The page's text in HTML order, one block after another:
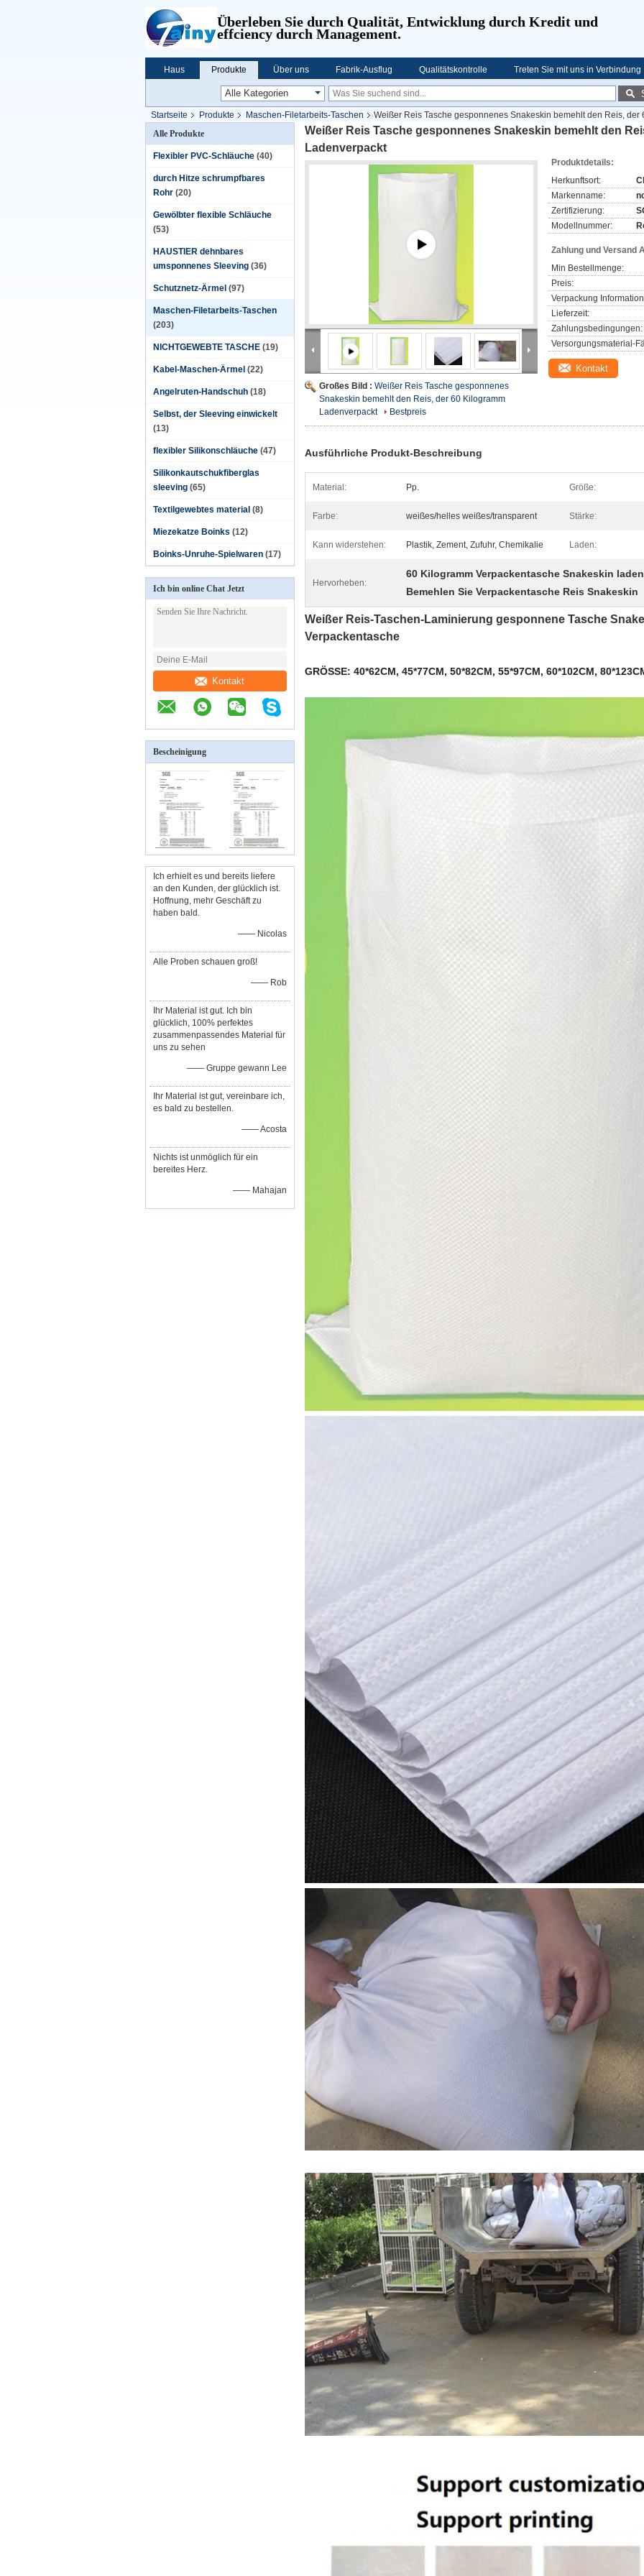
Überleben Sie durch Qualität, Entwicklung durch Kredit und
effciency durch Management.
Haus Produkte Über uns Fabrik-Ausflug Qualitätskontrolle Treten Sie mit uns in Verbindung
Startseite Produkte Maschen-Filetarbeits-Taschen
Weißer Reis Tasche gesponnenes Snakeskin bemehlt den Reis,
Alle Produkte
Flexibler PVC-Schläuche (40)
durch Hitze schrumpfbares
Rohr (20)
Gewölbter flexible Schläuche
(53)
HAUSTIER dehnbares
umsponnenes Sleeving (36)
Schutznetz-Ärmel (97)
Maschen-Filetarbeits-Taschen
(203)
NICHTGEWEBTE TASCHE (19)
Kabel-Maschen-Ärmel (22)
Angelruten-Handschuh (18)
Selbst, der Sleeving einwickelt
(13)
flexibler Silikonschläuche (47)
Silikonkautschukfiberglas
sleeving (65)
Textilgewebtes material (8)
Miezekatze Boinks (12)
Boinks-Unruhe-Spielwaren (17)
Ich bin online Chat Jetzt
Kontakt
Bescheinigung
Ich erhielt es und bereits liefere
an den Kunden, der glücklich ist.
Hoffnung, mehr Geschäft zu
haben bald.
—— Nicolas
Alle Proben schauen groß!
—— Rob
Ihr Material ist gut. Ich bin
glücklich, 100% perfektes
zusammenpassendes Material für
uns zu sehen
—— Gruppe gewann Lee
Ihr Material ist gut, vereinbare ich,
es bald zu bestellen.
—— Acosta
Nichts ist unmöglich für ein
bereites Herz.
—— Mahajan
Weißer Reis Tasche gesponnenes Snakeskin bemehlt den
Ladenverpackt
Großes Bild : Weißer Reis Tasche gesponnenes
Snakeskin bemehlt den Reis, der 60 Kilogramm
Ladenverpackt
Bestpreis
Produktdetails:
Herkunftsort:
Markenname:
Zertifizierung:
Modellnummer:
Zahlung und Versand
Min Bestellmenge:
Preis:
Verpackung
Lieferzeit:
Zahlungsbedingungen:
Versorgungsmaterial-
Kontakt
Ausführliche Produkt-Beschreibung
Material: Pp. Größe:
Farbe: weißes/helles weißes/transparent Stärke:
Kann widerstehen: Plastik, Zement, Zufuhr, Chemikalie Laden:
Hervorheben:
60 Kilogramm Verpackentasche Snakeskin
Bemehlen Sie Verpackentasche Reis Snakeskin
Weißer Reis-Taschen-Laminierung gesponnene Tasche
Verpackentasche
GRÖSSE: 40*62CM, 45*77CM, 50*82CM, 55*97CM, 60*102CM,